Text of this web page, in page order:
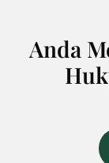
Anda